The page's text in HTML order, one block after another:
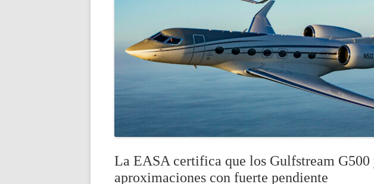
La EASA certifica que los Gulfstream G500
aproximaciones con fuerte pendiente